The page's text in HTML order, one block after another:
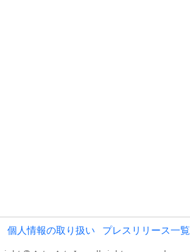
個人情報の取り扱い プレスリリース一覧